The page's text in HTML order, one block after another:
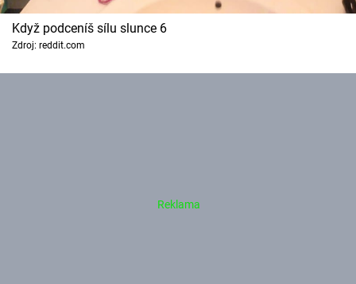
Když podceníš sílu slunce 6
Zdroj: reddit.com